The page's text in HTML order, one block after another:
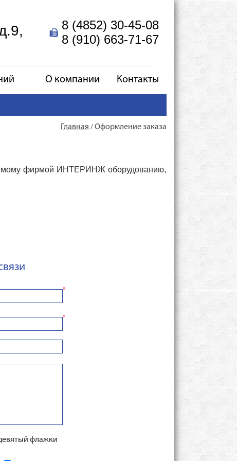
8 (4852) 30-45-08
8 (910) 663-71-67
О компании Контакты
Главная / Оформление заказа
фирмой ИНТЕРИНЖ оборудованию,
*
*
флажки